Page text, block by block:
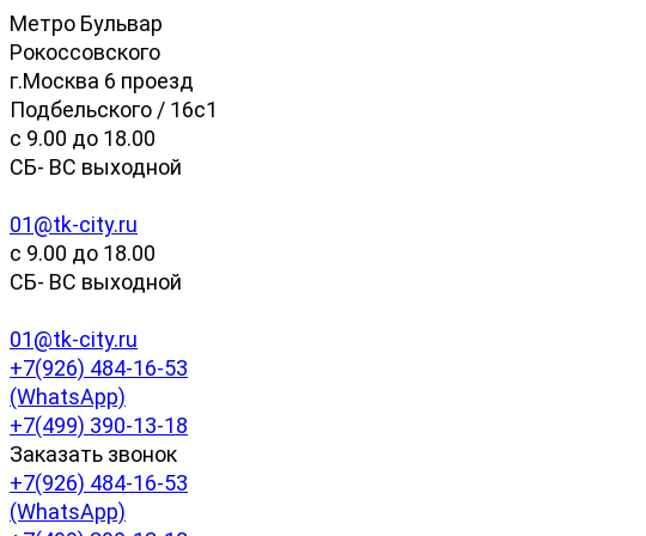
Метро Бульвар
Рокоссовского
г.Москва 6 проезд
Подбельского / 16с1
c 9.00 до 18.00
СБ- ВС выходной
01@tk-city.ru
c 9.00 до 18.00
СБ- ВС выходной
01@tk-city.ru
+7(926) 484-16-53
(WhatsApp)
+7(499) 390-13-18
Заказать звонок
+7(926) 484-16-53
(WhatsApp)